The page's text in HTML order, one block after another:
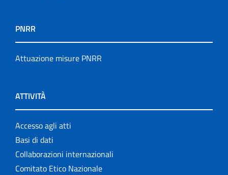
PNRR
Attuazione misure PNRR
ATTIVITÀ
Accesso agli atti
Basi di dati
Collaborazioni internazionali
Comitato Etico Nazionale